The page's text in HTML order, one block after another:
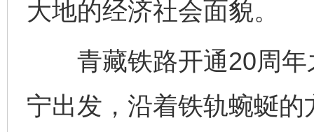
大地的经济社会面貌。
青藏铁路开通20周年
宁出发，沿着铁轨蜿蜒的